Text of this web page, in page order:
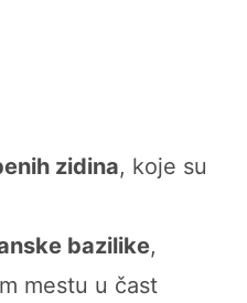
zidina, koje su
bazilike,
mestu u čast